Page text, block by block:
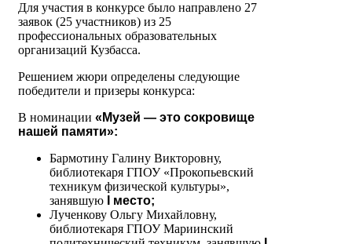
Для участия в конкурсе было направлено 27
заявок (25 участников) из 25
профессиональных образовательных
организаций Кузбасса.
Решением жюри определены следующие
победители и призеры конкурса:
В номинации «Музей — это сокровище
нашей памяти»:
Бармотину Галину Викторовну,
библиотекаря ГПОУ «Прокопьевский
техникум физической культуры»,
занявшую
I место;
Лученкову Ольгу Михайловну,
библиотекаря ГПОУ Мариинский